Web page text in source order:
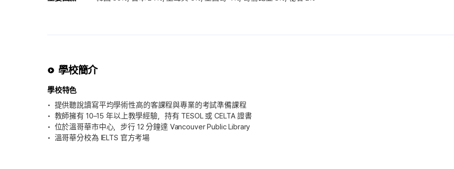
學校簡介
學校特色
提供聽說讀寫平均學術性高的客課程與專業的考試準備課程
教師擁有 10–15 年以上教學經驗，持有 TESOL 或 CELTA 證書
位於溫哥華市中心，步行 12 分鐘達 Vancouver Public Library
溫哥華分校為 IELTS 官方考場